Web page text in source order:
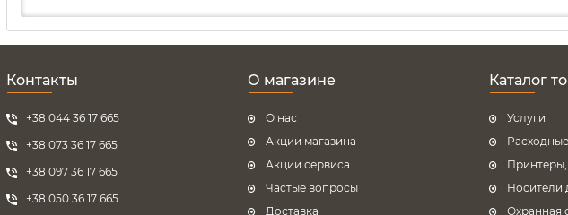
Контакты
+38 044 36 17 665
+38 073 36 17 665
+38 097 36 17 665
+38 050 36 17 665
О магазине
О нас
Акции магазина
Акции сервиса
Частые вопросы
Доставка
Каталог
Услуги
Носители
Охранная